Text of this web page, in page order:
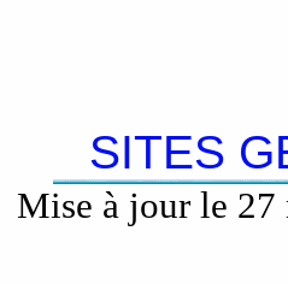
SITES
Mise à jour le